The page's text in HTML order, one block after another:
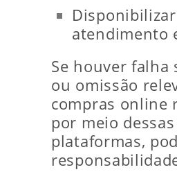
atendimento
Se houver falha
ou omissão
compras online
por meio dessas
plataformas,